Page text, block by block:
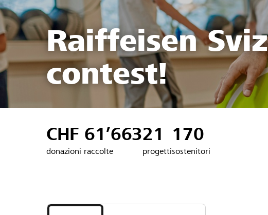
Raiffeisen
contest!
CHF 61’663
donazioni raccolte
21
progetti
170
sostenitori
i